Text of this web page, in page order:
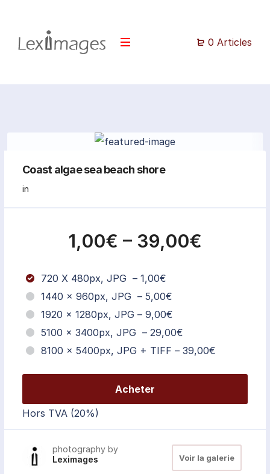
0 Articles
Coast algae sea beach shore
in
1,00€ – 39,00€
720 X 480px, JPG – 1,00€
1440 × 960px, JPG – 5,00€
1920 × 1280px, JPG – 9,00€
5100 × 3400px, JPG – 29,00€
8100 × 5400px, JPG + TIFF – 39,00€
Acheter
Hors TVA (20%)
photography by
Leximages
Voir la galerie